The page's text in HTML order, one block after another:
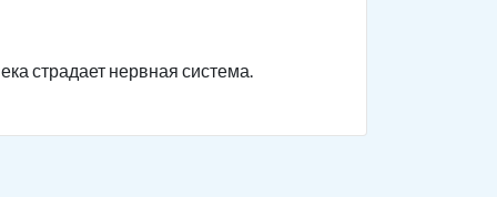
страдает нервная система.